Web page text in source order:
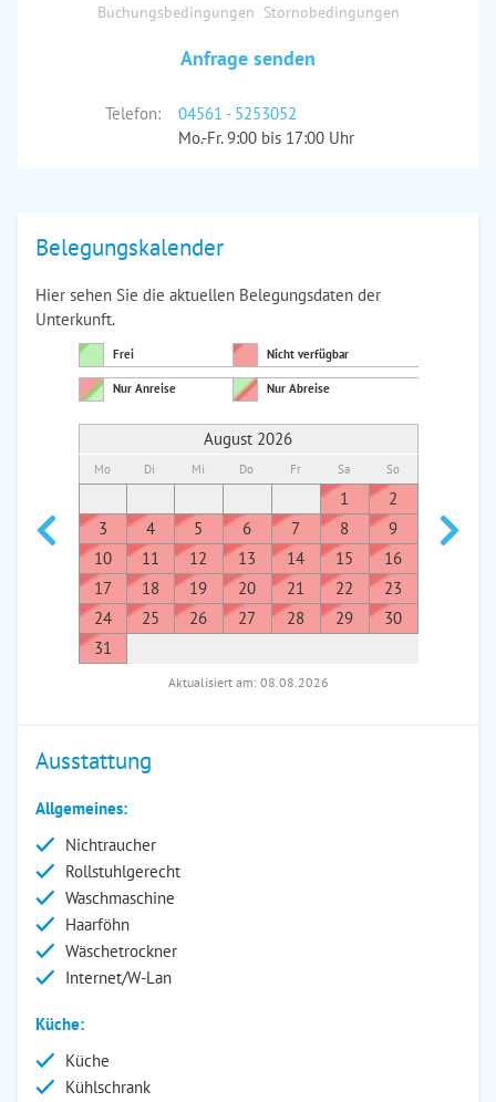
Buchungsbedingungen Stornobedingungen
Anfrage senden
Telefon:
04561 - 5253052
Mo.-Fr. 9:00 bis 17:00 Uhr
Belegungskalender
Hier sehen Sie die aktuellen Belegungsdaten der
Unterkunft.
Frei Nicht verfügbar
Nur Anreise Nur Abreise
August 2026
Mo Di Mi Do Fr Sa So
1
2
3
4 5 6 7 8
9
10
11 12 13 14 15
16
17
18 19 20 21 22
23
24
25 26 27 28 29
30
31
7
Aktualisiert am: 08.08.2026
Ausstattung
Allgemeines:
Nichtraucher
Rollstuhlgerecht
Waschmaschine
Haarföhn
Wäschetrockner
Internet/W-Lan
Küche:
Küche
Kühlschrank